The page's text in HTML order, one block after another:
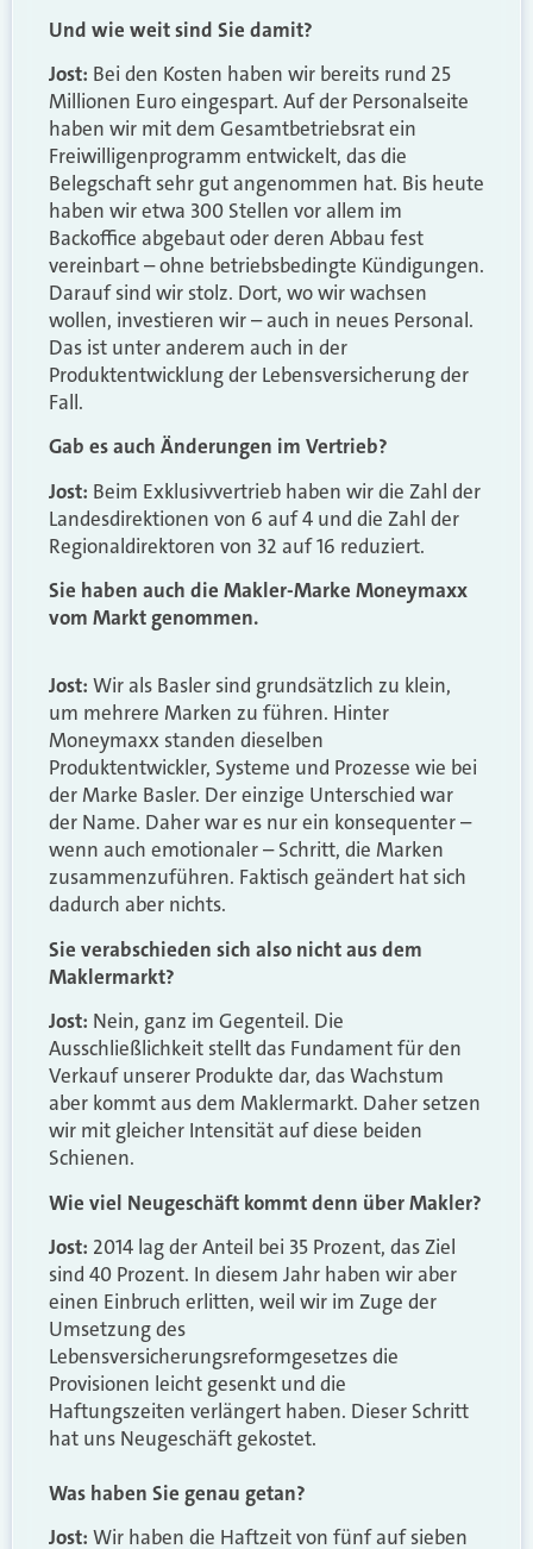
Und wie weit sind Sie damit?
Jost: Bei den Kosten haben wir bereits rund 25
Millionen Euro eingespart. Auf der Personalseite
haben wir mit dem Gesamtbetriebsrat ein
Freiwilligenprogramm entwickelt, das die
Belegschaft sehr gut angenommen hat. Bis heute
haben wir etwa 300 Stellen vor allem im
Backoffice abgebaut oder deren Abbau fest
vereinbart – ohne betriebsbedingte Kündigungen.
Darauf sind wir stolz. Dort, wo wir wachsen
wollen, investieren wir – auch in neues Personal.
Das ist unter anderem auch in der
Produktentwicklung der Lebensversicherung der
Fall.
Gab es auch Änderungen im Vertrieb?
Jost: Beim Exklusivvertrieb haben wir die Zahl der
Landesdirektionen von 6 auf 4 und die Zahl der
Regionaldirektoren von 32 auf 16 reduziert.
Sie haben auch die Makler-Marke Moneymaxx
vom Markt genommen.
Jost: Wir als Basler sind grundsätzlich zu klein,
um mehrere Marken zu führen. Hinter
Moneymaxx standen dieselben
Produktentwickler, Systeme und Prozesse wie bei
der Marke Basler. Der einzige Unterschied war
der Name. Daher war es nur ein konsequenter –
wenn auch emotionaler – Schritt, die Marken
zusammenzuführen. Faktisch geändert hat sich
dadurch aber nichts.
Sie verabschieden sich also nicht aus dem
Maklermarkt?
Jost: Nein, ganz im Gegenteil. Die
Ausschließlichkeit stellt das Fundament für den
Verkauf unserer Produkte dar, das Wachstum
aber kommt aus dem Maklermarkt. Daher setzen
wir mit gleicher Intensität auf diese beiden
Schienen.
Wie viel Neugeschäft kommt denn über Makler?
Jost: 2014 lag der Anteil bei 35 Prozent, das Ziel
sind 40 Prozent. In diesem Jahr haben wir aber
einen Einbruch erlitten, weil wir im Zuge der
Umsetzung des
Lebensversicherungsreformgesetzes die
Provisionen leicht gesenkt und die
Haftungszeiten verlängert haben. Dieser Schritt
hat uns Neugeschäft gekostet.
Was haben Sie genau getan?
Jost: Wir haben die Haftzeit von fünf auf sieben